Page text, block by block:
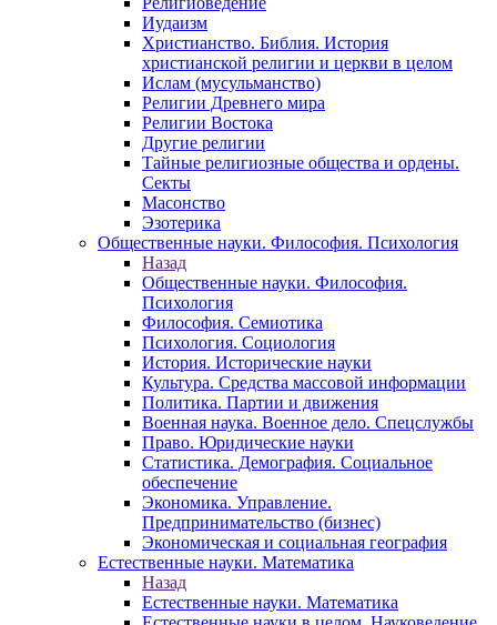
Иудаизм
Христианство. Библия. История
христианской религии и церкви в целом
Ислам (мусульманство)
Религии Древнего мира
Религии Востока
Другие религии
Тайные религиозные общества и ордены.
Секты
Масонство
Эзотерика
Общественные науки. Философия. Психология
Назад
Общественные науки. Философия.
Психология
Философия. Семиотика
Психология. Социология
История. Исторические науки
Культура. Средства массовой информации
Политика. Партии и движения
Военная наука. Военное дело. Спецслужбы
Право. Юридические науки
Статистика. Демография. Социальное
обеспечение
Экономика. Управление.
Предпринимательство (бизнес)
Экономическая и социальная география
Естественные науки. Математика
Назад
Естественные науки. Математика